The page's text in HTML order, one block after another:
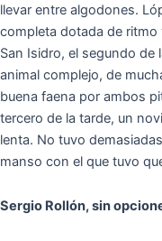
llevar entre algodones.
completa dotada de
San Isidro, el segundo de
animal complejo, de
buena faena por ambos
tercero de la tarde, un
lenta. No tuvo
manso con el que tuvo
Sergio Rollón, sin